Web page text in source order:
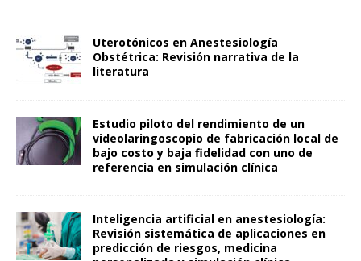
Uterotónicos en Anestesiología
Obstétrica: Revisión narrativa de la
literatura
Estudio piloto del rendimiento de un
videolaringoscopio de fabricación local de
bajo costo y baja fidelidad con uno de
referencia en simulación clínica
Inteligencia artificial en anestesiología:
Revisión sistemática de aplicaciones en
predicción de riesgos, medicina